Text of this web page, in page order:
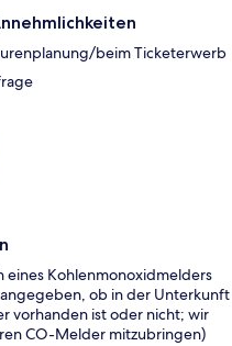
beim Ticketerwerb
eines Kohlenmonoxidmelders
ob in der Unterkunft
vorhanden ist oder nicht; wir
CO-Melder mitzubringen)